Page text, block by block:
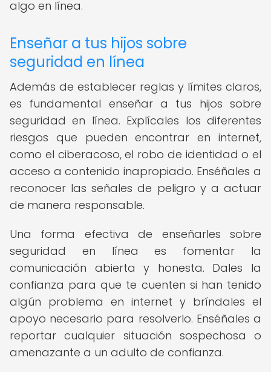
algo en línea.
Enseñar a tus hijos sobre
seguridad en línea
Además de establecer reglas y límites claros,
es fundamental enseñar a tus hijos sobre
seguridad en línea. Explícales los diferentes
riesgos que pueden encontrar en internet,
como el ciberacoso, el robo de identidad o el
acceso a contenido inapropiado. Enséñales a
reconocer las señales de peligro y a actuar
de manera responsable.
Una forma efectiva de enseñarles sobre
seguridad en línea es fomentar la
comunicación abierta y honesta. Dales la
confianza para que te cuenten si han tenido
algún problema en internet y bríndales el
apoyo necesario para resolverlo. Enséñales a
reportar cualquier situación sospechosa o
amenazante a un adulto de confianza.